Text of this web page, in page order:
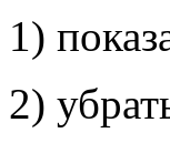
1)
2)